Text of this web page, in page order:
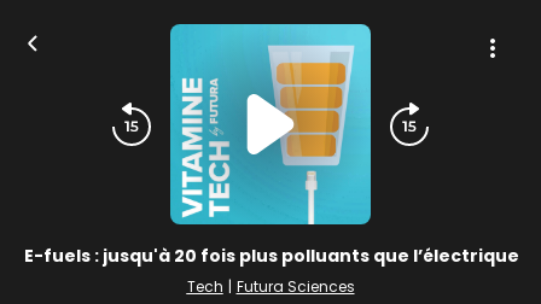
E-fuels : jusqu'à 20 fois plus polluants que l’électrique
Tech | Futura Sciences